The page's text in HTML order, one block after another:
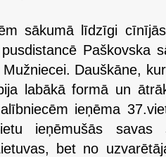
sākumā līdzīgi
Paškovska
Dauškāne,
labākā formā un
ieņēma
ieņēmušās savas
bet no